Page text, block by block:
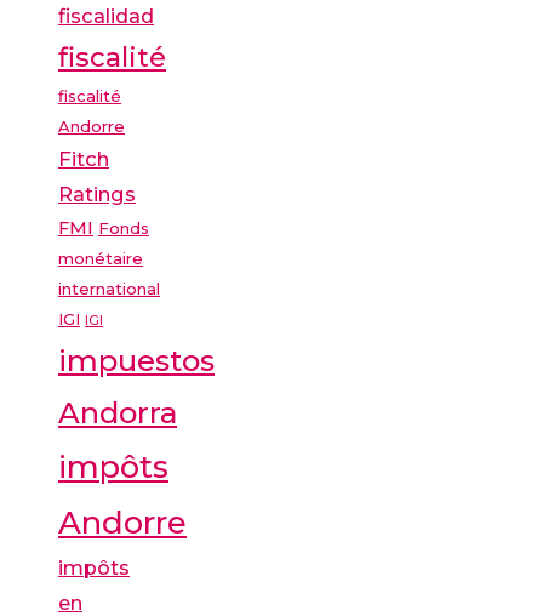
fiscalidad
fiscalité
fiscalité
Andorre
Fitch
Ratings
FMI Fonds
monétaire
international
IGI IGI
impuestos
Andorra
impôts
Andorre
impôts
en